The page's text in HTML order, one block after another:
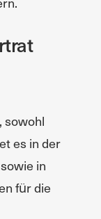
sowohl
es in der
in
für die